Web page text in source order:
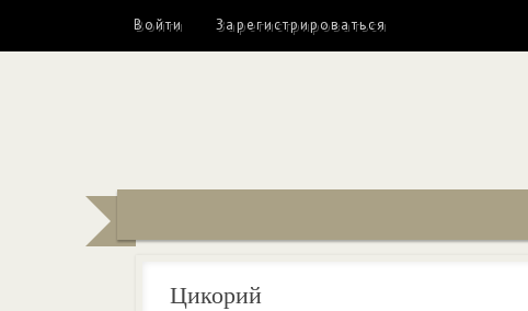
Войти Зарегистрироваться
Цикорий